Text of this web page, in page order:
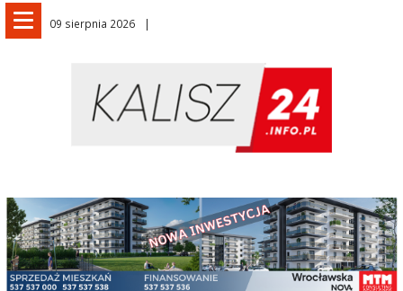
09 sierpnia 2026